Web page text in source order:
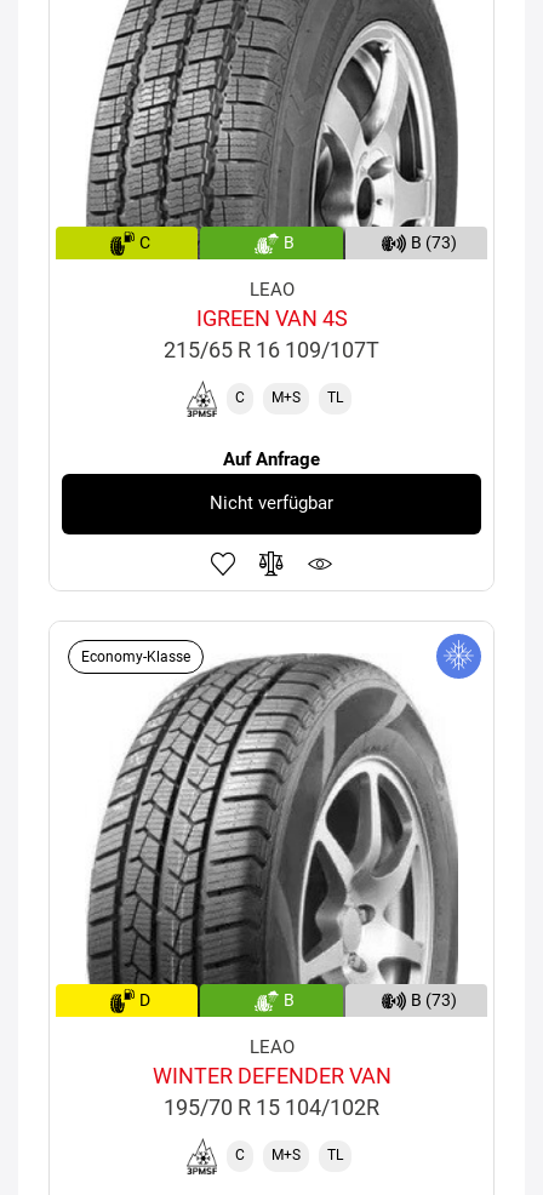
C B B (73)
LEAO
IGREEN VAN 4S
215/65 R 16 109/107T
C M+S TL
Auf Anfrage
Nicht verfügbar
Economy-Klasse
D B B (73)
LEAO
WINTER DEFENDER VAN
195/70 R 15 104/102R
C M+S TL